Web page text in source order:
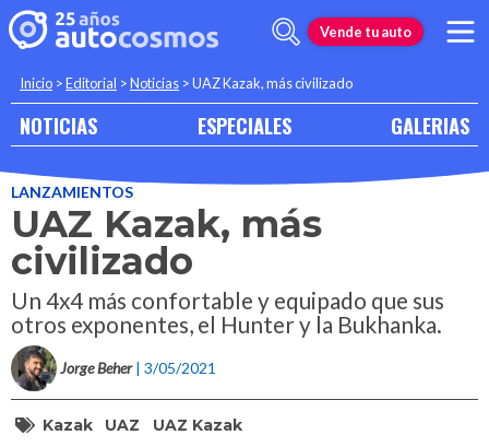
Vende tu auto
Inicio >Editorial >Noticias >UAZ Kazak, más civilizado
NOTICIAS ESPECIALES GALERIAS
LANZAMIENTOS
UAZ Kazak, más
civilizado
Un 4x4 más confortable y equipado que sus
otros exponentes, el Hunter y la Bukhanka.
Jorge Beher | 3/05/2021
Kazak UAZ UAZ Kazak